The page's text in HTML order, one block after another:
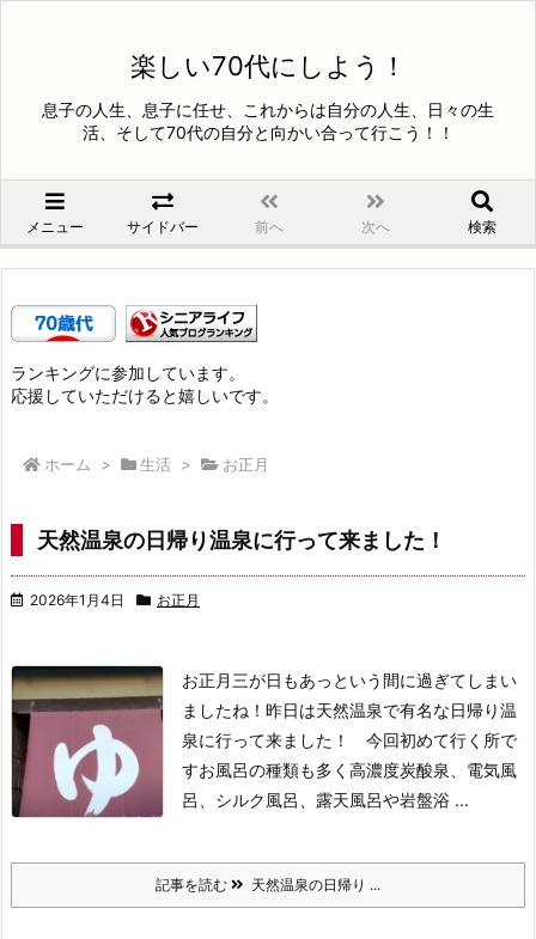
楽しい70代にしよう！
息子の人生、息子に任せ、これからは自分の人生、日々の生
活、そして70代の自分と向かい合って行こう！！
メニュー サイドバー 前へ 次へ 検索
ランキングに参加しています。
応援していただけると嬉しいです。
ホーム > 生活 > お正月
天然温泉の日帰り温泉に行って来ました！
2026年1月4日 お正月
お正月三が日もあっという間に過ぎてしまい
ましたね！ 昨日は天然温泉で有名な日帰り温
泉に行って来ました！ 今回初めて行く所で
すお風呂の種類も多く高濃度炭酸泉、電気風
呂、シルク風呂、露天風呂や岩盤浴 ...
記事を読む 天然温泉の日帰り ...